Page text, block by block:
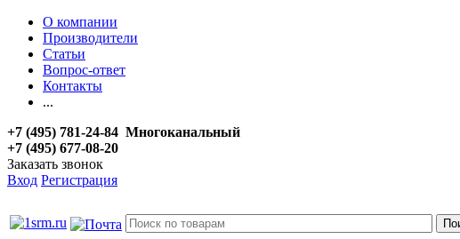
О компании
Производители
Статьи
Вопрос-ответ
Контакты
...
+7 (495) 781-24-84 Многоканальный
+7 (495) 677-08-20
Заказать звонок
Вход Регистрация